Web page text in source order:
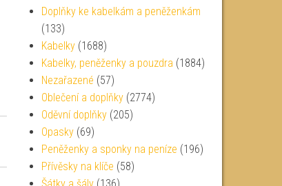
Doplňky ke kabelkám a peněženkám
(133)
Kabelky (1688)
Kabelky, peněženky a pouzdra (1884)
Nezařazené (57)
Oblečení a doplňky (2774)
Oděvní doplňky (205)
Opasky (69)
Peněženky a sponky na peníze (196)
Přívěsky na klíče (58)